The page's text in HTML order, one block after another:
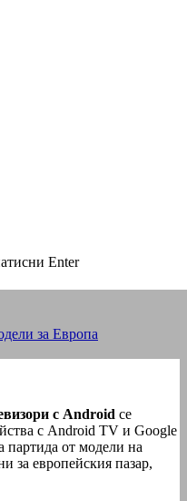
Enter
за Европа
с Android се
с Android TV и Google
партида от модели на
за европейския пазар,